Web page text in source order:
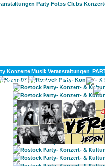
KULTUR
DIVERSES